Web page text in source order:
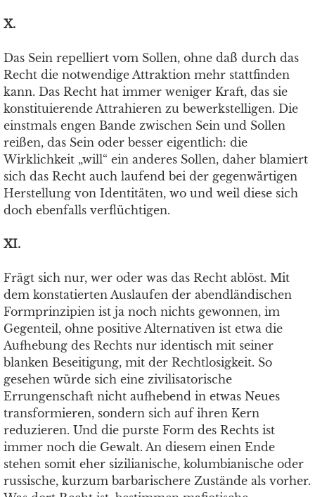
X.
Das Sein repelliert vom Sollen, ohne daß durch das
Recht die notwendige Attraktion mehr stattfinden
kann. Das Recht hat immer weniger Kraft, das sie
konstituierende Attrahieren zu bewerkstelligen. Die
einstmals engen Bande zwischen Sein und Sollen
reißen, das Sein oder besser eigentlich: die
Wirklichkeit „will“ ein anderes Sollen, daher blamiert
sich das Recht auch laufend bei der gegenwärtigen
Herstellung von Identitäten, wo und weil diese sich
doch ebenfalls verflüchtigen.
XI.
Frägt sich nur, wer oder was das Recht ablöst. Mit
dem konstatierten Auslaufen der abendländischen
Formprinzipien ist ja noch nichts gewonnen, im
Gegenteil, ohne positive Alternativen ist etwa die
Aufhebung des Rechts nur identisch mit seiner
blanken Beseitigung, mit der Rechtlosigkeit. So
gesehen würde sich eine zivilisatorische
Errungenschaft nicht aufhebend in etwas Neues
transformieren, sondern sich auf ihren Kern
reduzieren. Und die purste Form des Rechts ist
immer noch die Gewalt. An diesem einen Ende
stehen somit eher sizilianische, kolumbianische oder
russische, kurzum barbarischere Zustände als vorher.